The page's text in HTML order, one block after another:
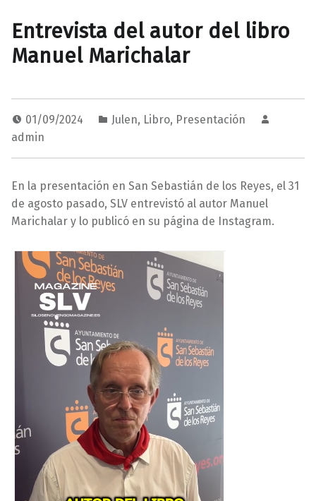
Entrevista del autor del libro
Manuel Marichalar
01/09/2024 Julen, Libro, Presentación
admin
En la presentación en San Sebastián de los Reyes, el 31
de agosto pasado, SLV entrevistó al autor Manuel
Marichalar y lo publicó en su página de Instagram.